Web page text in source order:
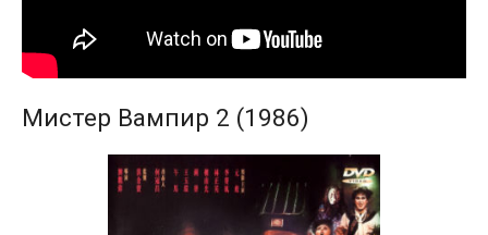
Мистер Вампир 2 (1986)